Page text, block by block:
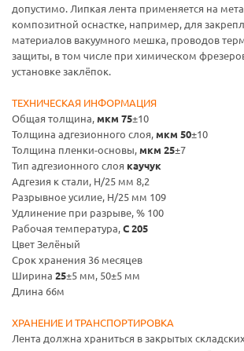
допустимо. Липкая лента применяется на
композитной оснастке, например, для
материалов вакуумного мешка, проводов
защиты, в том числе при химическом
установке заклёпок.
ТЕХНИЧЕСКАЯ ИНФОРМАЦИЯ
Общая толщина,мкм 75±10
Толщина адгезионного слоя,мкм 50±10
Толщина пленки-основы,мкм 25±7
Тип адгезионного слоя каучук
Адгезия к стали, Н/25 мм 8,2
Разрывное усилие, Н/25 мм 109
Удлинение при разрыве, % 100
Рабочая температура,С 205
Цвет Зелёный
Срок хранения 36 месяцев
Ширина 25±5 мм, 50±5 мм
Длина 66м
ХРАНЕНИЕ И ТРАНСПОРТИРОВКА
Лента должна храниться в закрытых складских